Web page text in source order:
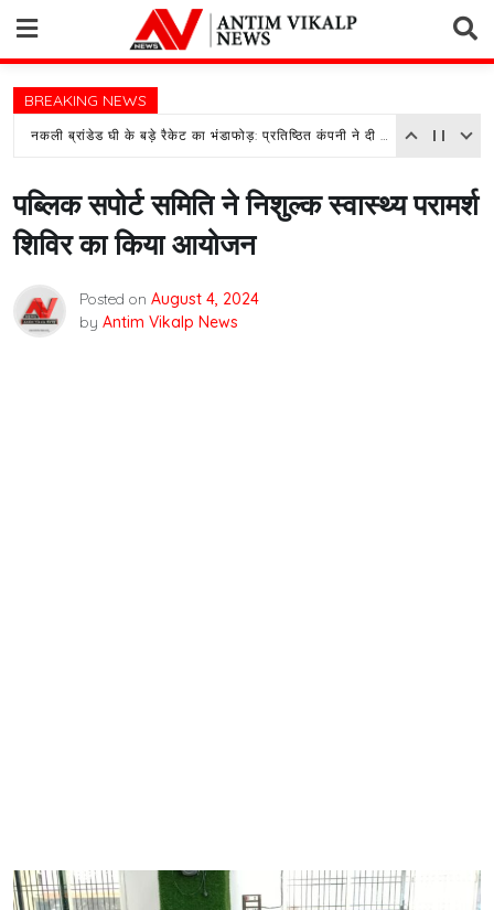
content
BREAKING NEWS
नकली ब्रांडेड घी के बड़े रैकेट का भंडाफोड़: प्रतिष्ठित कंपनी ने दी तहरीर, पुलिस जांच में जुटी
पब्लिक सपोर्ट समिति ने निशुल्क स्वास्थ्य परामर्श
शिविर का किया आयोजन
Posted on August 4, 2024
by Antim Vikalp News